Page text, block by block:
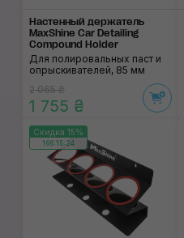
Настенный держатель
MaxShine Car Detailing
Compound Holder
Для полировальных паст и
опрыскивателей, 85 мм
2 065 ₴
1 755 ₴
Скидка 15%
166:15:24